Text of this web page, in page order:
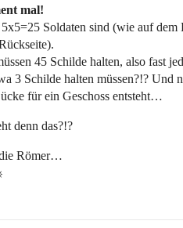
mal!
Soldaten sind (wie auf
45 Schilde halten, also fast
3 Schilde halten müssen?!? Und
für ein Geschoss entsteht…
denn das?!?
Römer…